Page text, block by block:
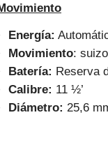
Energía:
Movimiento:
Batería: Reserva
Calibre: 11 ½’
Diámetro: 25,6